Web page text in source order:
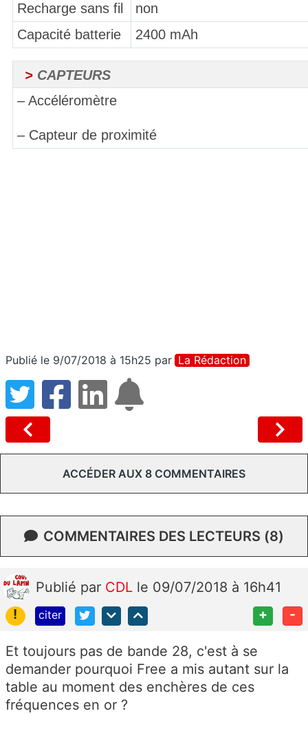
Recharge sans fil
non
Capacité batterie
2400 mAh
> CAPTEURS
– Accéléromètre
– Capteur de proximité
Publié le 9/07/2018 à 15h25 par La Rédaction
ACCÉDER AUX 8 COMMENTAIRES
COMMENTAIRES DES LECTEURS (8)
Publié par CDL le 09/07/2018 à 16h41
!
citer + -
Et toujours pas de bande 28, c'est à se
demander pourquoi Free a mis autant sur la
table au moment des enchères de ces
fréquences en or ?